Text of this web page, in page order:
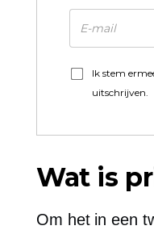
Ik stem
uitschrijven.
Wat is
Om het in een